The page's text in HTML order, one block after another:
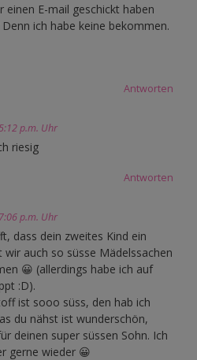
einen E-mail geschickt haben
ich habe keine bekommen.
Antworten
p.m. Uhr
riesig
Antworten
p.m. Uhr
dass dein zweites Kind ein
wir auch so süsse Mädelssachen
😀 (allerdings habe ich auf
:D).
ist sooo süss, den hab ich
du nähst ist wunderschön,
deinen super süssen Sohn. Ich
gerne wieder 😀